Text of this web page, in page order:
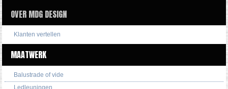
OVER MDG DESIGN
Klanten vertellen
MAATWERK
Balustrade of vide